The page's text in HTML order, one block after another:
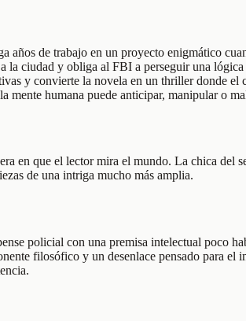
años de trabajo en un proyecto enigmático
ciudad y obliga al FBI a perseguir una
y convierte la novela en un thriller donde
mente humana puede anticipar, manipular o
en que el lector mira el mundo. La chica del
de una intriga mucho más amplia.
policial con una premisa intelectual poco
filosófico y un desenlace pensado para el